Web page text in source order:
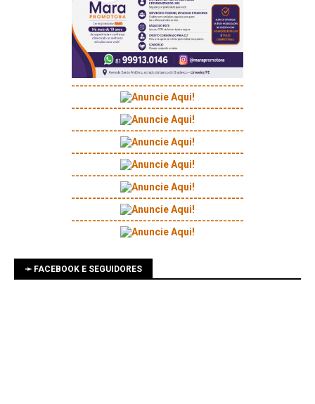
-----------------------------------------
-----------------------------------------
-----------------------------------------
-----------------------------------------
-----------------------------------------
-----------------------------------------
-----------------------------------------
➛ FACEBOOK E SEGUIDORES